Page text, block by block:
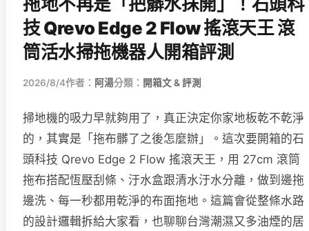
技 Qrevo Edge 2 Flow 搖滾天王 滾
筒活水掃拖機器人開箱評測
2026/8/4作者： 阿湯分類： 開箱文 & 評測
掃地機的吸力早就夠用了，真正決定你家地板乾不乾淨
的，其實是「拖布髒了之後怎麼辦」。這次要開箱的石
頭科技 Qrevo Edge 2 Flow 搖滾天王，用 27cm 滾筒
拖布搭配恆壓刮條、汙水盒跟清水汙水分離，做到邊拖
邊洗、每一秒都用乾淨的布面拖地。這篇會從整條水路
的設計邏輯拆給大家看，也聊聊台灣潮濕又多油煙的居